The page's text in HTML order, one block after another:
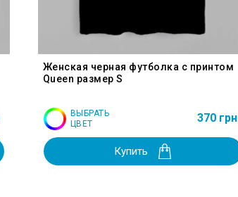
Женская черная футболка с принтом
Queen размер S
ВЫБРАТЬ
ЦВЕТ
370 грн
Купить